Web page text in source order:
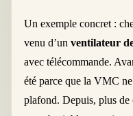
Un exemple concret :
venu d’unventilateur
avec télécommande.
été parce que la VMC
plafond. Depuis, plus